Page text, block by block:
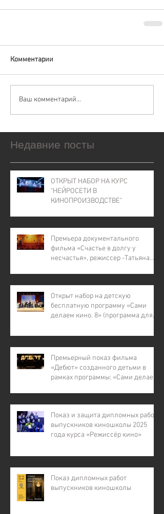
Комментарии
Ваш комментарий...
Недавние посты
ОТКРЫТ НАБОР НА КУРС
"НЕЙРОСЕТИ В
КИНОПРОИЗВОДСТВЕ"
Премьера документального
фильма «Счастье в долгу у
несчастья», режиссер -Татьяна
Открыт набор на детскую
бесплатную программу «Сами
делаем кино. 8» (программа для
детей из малообеспеченных и
участников СВО).
Премьерный показ фильма
«Дебют» созданного детьми в
рамках программы: «Сами делаем
Показ и защита дипломных работ
выпускников киношколы 2025
года курса «Режиссёр кино»
Показ дипломных работ
выпускников киношколы